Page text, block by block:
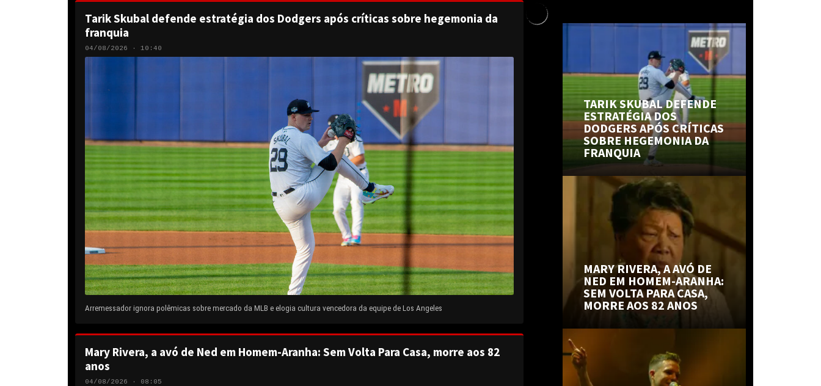
Tarik Skubal defende estratégia dos Dodgers após críticas sobre hegemonia da
franquia
04/08/2026 · 10:40
Arremessador ignora polêmicas sobre mercado da MLB e elogia cultura vencedora da equipe de Los Angeles
Mary Rivera, a avó de Ned em Homem-Aranha: Sem Volta Para Casa, morre aos 82
anos
04/08/2026 · 08:05
TARIK SKUBAL DEFENDE
ESTRATÉGIA DOS
DODGERS APÓS CRÍTICAS
SOBRE HEGEMONIA DA
FRANQUIA
MARY RIVERA, A AVÓ DE
NED EM HOMEM-ARANHA:
SEM VOLTA PARA CASA,
MORRE AOS 82 ANOS